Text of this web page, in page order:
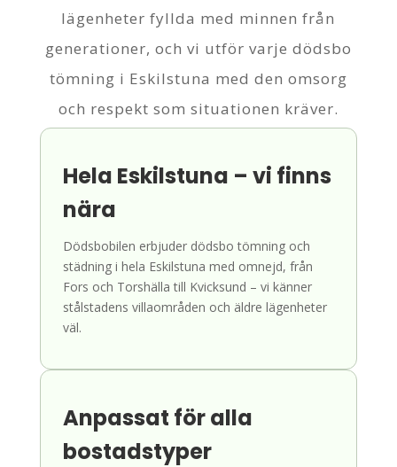
lägenheter fyllda med minnen från
generationer, och vi utför varje dödsbo
tömning i Eskilstuna med den omsorg
och respekt som situationen kräver.
Hela Eskilstuna – vi finns
nära
Dödsbobilen erbjuder dödsbo tömning och
städning i hela Eskilstuna med omnejd, från
Fors och Torshälla till Kvicksund – vi känner
stålstadens villaområden och äldre lägenheter
väl.
Anpassat för alla
bostadstyper